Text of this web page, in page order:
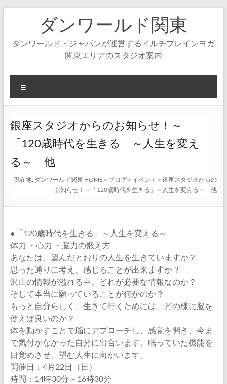
ダンワールド関東
ダンワールド・ジャパンが運営するイルチブレインヨガ
関東エリアのスタジオ案内
ニ
ー
銀座スタジオからのお知らせ！～
「120歳時代を生きる」～人生を変え
る～ 他
現在地: ダンワールド関東 HOME > ブログ > イベント >銀座スタジオからの
お知らせ！～「120歳時代を生きる」～人生を変える～ 他
●「120歳時代を生きる」～人生を変える～
体力 ・心力 ・脳力の鍛え方
あなたは、望んだとおりの人生を生きていますか？
思った通りに考え、感じることが出来ますか？
沢山の情報が溢れる中、どれが必要な情報なのか？
そして本当に願っていることが何かのか？
もっと自分らしく、生きて行くためには、どの様に脳を
使えば良いのか？
体を動かすことで脳にアプローチし、感覚を開き、今ま
で気付かなかった自分に出合います。眠っていた機能を
目覚めさせ、望む人生に向かいます。
開催日：4月22日（日）
時間：14時30分～16時30分